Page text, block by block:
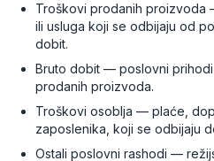
Troškovi prodanih
ili usluga koji se odbijaju od
dobit.
Bruto dobit — poslovni
prodanih proizvoda.
Troškovi osoblja — plaće,
zaposlenika, koji se odbijaju
Ostali poslovni rashodi —